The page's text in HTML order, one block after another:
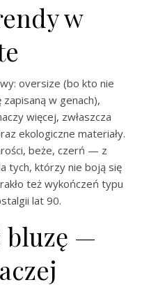
w
oversize (bo kto nie
w genach),
więcej, zwłaszcza
ekologiczne materiały.
beże, czerń — z
tych, którzy nie boją się
też wykończeń typu
lat 90.
bluzę —